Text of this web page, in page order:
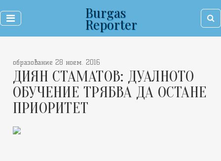
Burgas
Reporter
образование 28 ноем. 2016
ДИЯН СТАМАТОВ: ДУАЛНОТО
ОБУЧЕНИЕ ТРЯБВА ДА ОСТАНЕ
ПРИОРИТЕТ